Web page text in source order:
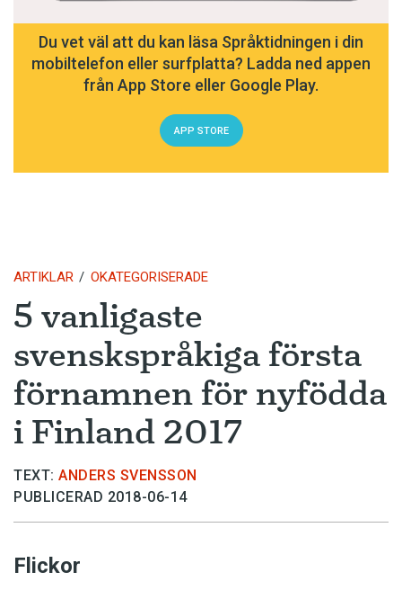
Du vet väl att du kan läsa Språktidningen i din
mobiltelefon eller surfplatta? Ladda ned appen
från App Store eller Google Play.
APP STORE
ARTIKLAR OKATEGORISERADE
5 vanligaste
svenskspråkiga första
förnamnen för nyfödda
i Finland 2017
TEXT: ANDERS SVENSSON
PUBLICERAD 2018-06-14
Flickor